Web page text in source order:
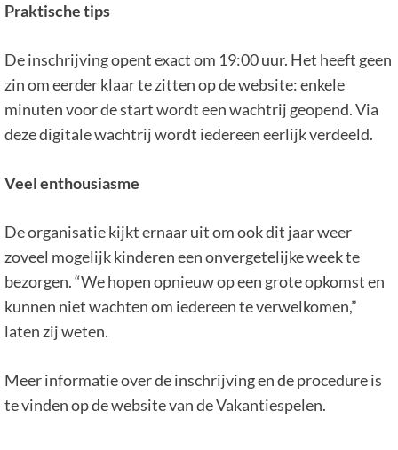
Praktische tips
De inschrijving opent exact om 19:00 uur. Het heeft geen
zin om eerder klaar te zitten op de website: enkele
minuten voor de start wordt een wachtrij geopend. Via
deze digitale wachtrij wordt iedereen eerlijk verdeeld.
Veel enthousiasme
De organisatie kijkt ernaar uit om ook dit jaar weer
zoveel mogelijk kinderen een onvergetelijke week te
bezorgen. “We hopen opnieuw op een grote opkomst en
kunnen niet wachten om iedereen te verwelkomen,”
laten zij weten.
Meer informatie over de inschrijving en de procedure is
te vinden op de website van de Vakantiespelen.